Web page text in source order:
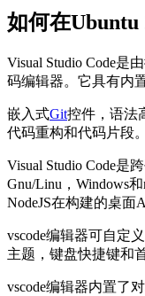
如何在Ubuntu
Visual Studio Code是
码编辑器。它具有内
嵌入式Git控件，语法
代码重构和代码片段。
Visual Studio Code是
Gnu/Linu，Windows
NodeJS在构建的桌面
vscode编辑器可自定
主题，键盘快捷键和
vscode编辑器内置了